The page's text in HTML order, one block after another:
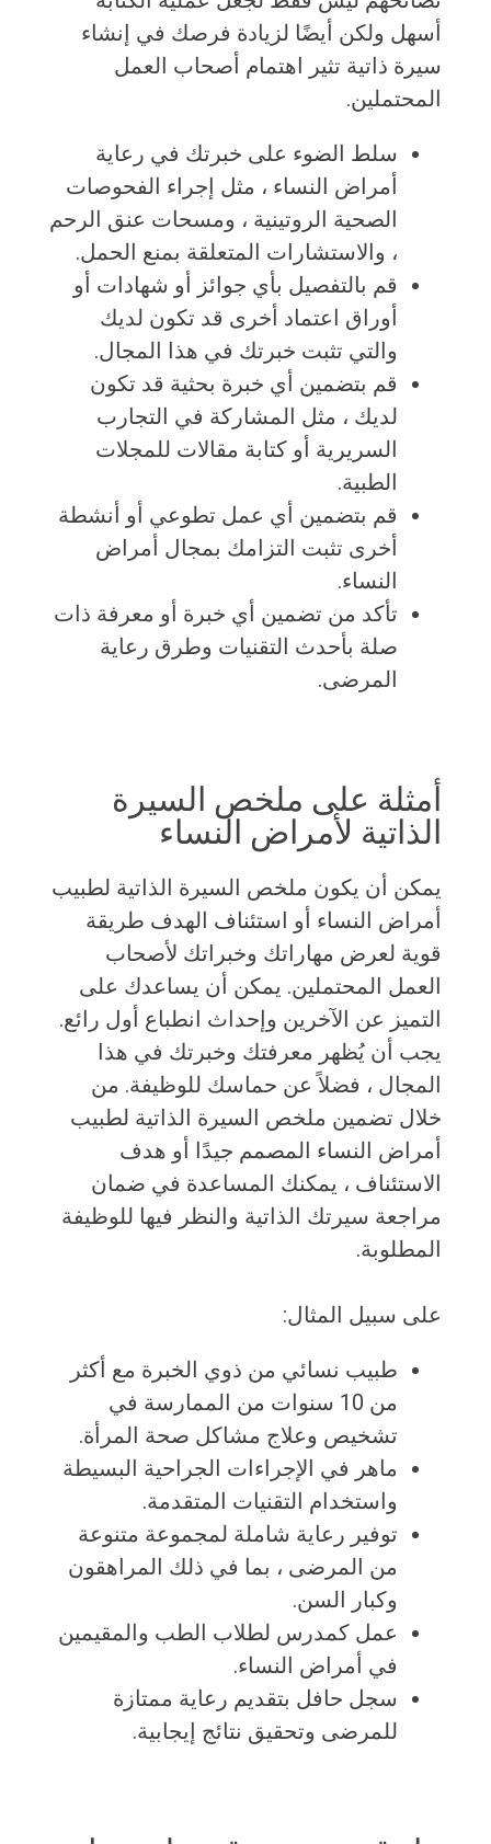
أسهل ولكن أيضًا لزيادة فرصك في إنشاء
سيرة ذاتية تثير اهتمام أصحاب العمل
المحتملين.
سلط الضوء على خبرتك في رعاية
أمراض النساء ، مثل إجراء الفحوصات
الصحية الروتينية ، ومسحات عنق الرحم
، والاستشارات المتعلقة بمنع الحمل.
قم بالتفصيل بأي جوائز أو شهادات أو
أوراق اعتماد أخرى قد تكون لديك
والتي تثبت خبرتك في هذا المجال.
قم بتضمين أي خبرة بحثية قد تكون
لديك ، مثل المشاركة في التجارب
السريرية أو كتابة مقالات للمجلات
الطبية.
قم بتضمين أي عمل تطوعي أو أنشطة
أخرى تثبت التزامك بمجال أمراض
النساء.
تأكد من تضمين أي خبرة أو معرفة ذات
صلة بأحدث التقنيات وطرق رعاية
المرضى.
أمثلة على ملخص السيرة
الذاتية لأمراض النساء
يمكن أن يكون ملخص السيرة الذاتية لطبيب
أمراض النساء أو استئناف الهدف طريقة
قوية لعرض مهاراتك وخبراتك لأصحاب
العمل المحتملين. يمكن أن يساعدك على
التميز عن الآخرين وإحداث انطباع أول رائع.
يجب أن يُظهر معرفتك وخبرتك في هذا
المجال ، فضلاً عن حماسك للوظيفة. من
خلال تضمين ملخص السيرة الذاتية لطبيب
أمراض النساء المصمم جيدًا أو هدف
الاستئناف ، يمكنك المساعدة في ضمان
مراجعة سيرتك الذاتية والنظر فيها للوظيفة
المطلوبة.
على سبيل المثال:
طبيب نسائي من ذوي الخبرة مع أكثر
من 10 سنوات من الممارسة في
تشخيص وعلاج مشاكل صحة المرأة.
ماهر في الإجراءات الجراحية البسيطة
واستخدام التقنيات المتقدمة.
توفير رعاية شاملة لمجموعة متنوعة
من المرضى ، بما في ذلك المراهقون
وكبار السن.
عمل كمدرس لطلاب الطب والمقيمين
في أمراض النساء.
سجل حافل بتقديم رعاية ممتازة
للمرضى وتحقيق نتائج إيجابية.